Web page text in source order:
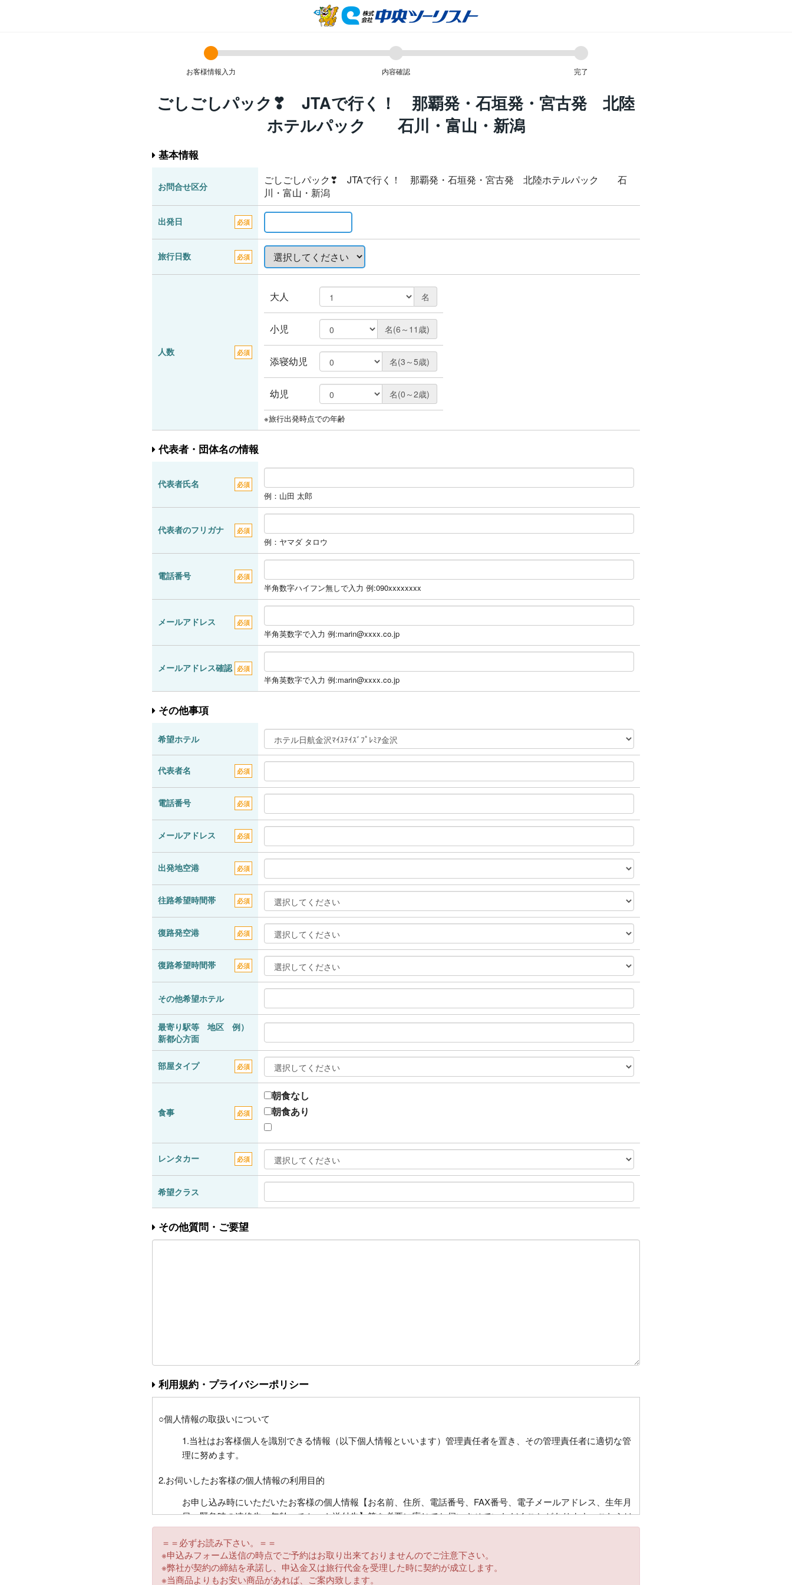
お客様情報入力 内容確認 完了
ごしごしパック❣ JTAで行く！ 那覇発・石垣発・宮古発 北陸
ホテルパック 石川・富山・新潟
基本情報
お問合せ区分
ごしごしパック❣ JTAで行く！ 那覇発・石垣発・宮古発 北陸ホテルパック 石
川・富山・新潟
出発日 必須
旅行日数 必須
人数 必須
大人 名
小児 名(6～11歳)
添寝幼児 名(3～5歳)
幼児 名(0～2歳)
※旅行出発時点での年齢
代表者・団体名の情報
代表者氏名 必須
例：山田 太郎
代表者のフリガナ 必須
例：ヤマダ タロウ
電話番号 必須
半角数字ハイフン無しで入力 例:090xxxxxxxx
メールアドレス 必須
半角英数字で入力 例:marin@xxxx.co.jp
メールアドレス確認 必須
半角英数字で入力 例:marin@xxxx.co.jp
その他事項
希望ホテル
代表者名 必須
電話番号 必須
メールアドレス 必須
出発地空港 必須
往路希望時間帯 必須
復路発空港 必須
復路希望時間帯 必須
その他希望ホテル
最寄り駅等 地区 例）
新都心方面
部屋タイプ 必須
食事 必須
朝食なし
朝食あり
レンタカー 必須
希望クラス
その他質問・ご要望
利用規約・プライバシーポリシー
○個人情報の取扱いについて
1.当社はお客様個人を識別できる情報（以下個人情報といいます）管理責任者を置き、その管理責任者に適切な管
理に努めます。
2.お伺いしたお客様の個人情報の利用目的
お申し込み時にいただいたお客様の個人情報【お名前、住所、電話番号、FAX番号、電子メールアドレス、生年月
日、緊急時の連絡先、年齢、チケット送付先】等を必要に応じてお伺いさせていただくことがあります。これらは
お客様との連絡に利用させていただくほかお客様がお申込みいただいた旅行において運送・宿泊機関等又は業務委
託先に目的に必要な限度で提供するほか、チケット送付、お客様への旅行の案内・払い戻し・キャンペーンプレゼ
ント等にもご利用させていただきます。また、同じ目的でそれ以外の事項についてもお伺いさせていただくことが
ございます。
＝＝必ずお読み下さい。＝＝
※申込みフォーム送信の時点でご予約はお取り出来ておりませんのでご注意下さい。
※弊社が契約の締結を承諾し、申込金又は旅行代金を受理した時に契約が成立します。
※当商品よりもお安い商品があれば、ご案内致します。